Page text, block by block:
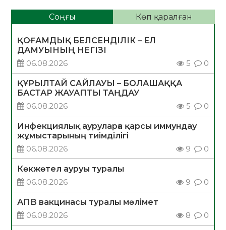
Соңғы Көп қаралған
ҚОҒАМДЫҚ БЕЛСЕНДІЛІК – ЕЛ
ДАМУЫНЫҢ НЕГІЗІ
06.08.2026
5 0
ҚҰРЫЛТАЙ САЙЛАУЫ – БОЛАШАҚҚА
БАСТАР ЖАУАПТЫ ТАҢДАУ
06.08.2026
5 0
Инфекциялық ауруларға қарсы иммундау
жұмыстарының тиімділігі
06.08.2026
9 0
Көкжөтел ауруы туралы
06.08.2026
9 0
АПВ вакцинасы туралы мәлімет
06.08.2026
8 0